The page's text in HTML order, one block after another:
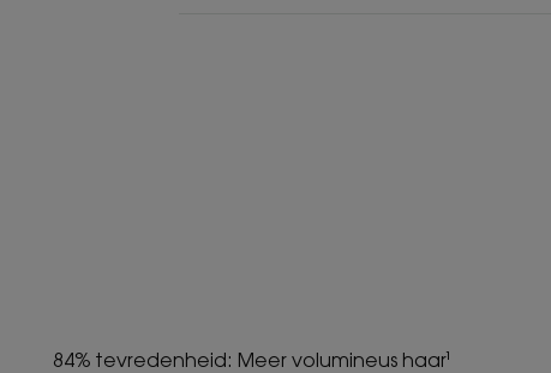
84% tevredenheid: Meer volumineus haar¹